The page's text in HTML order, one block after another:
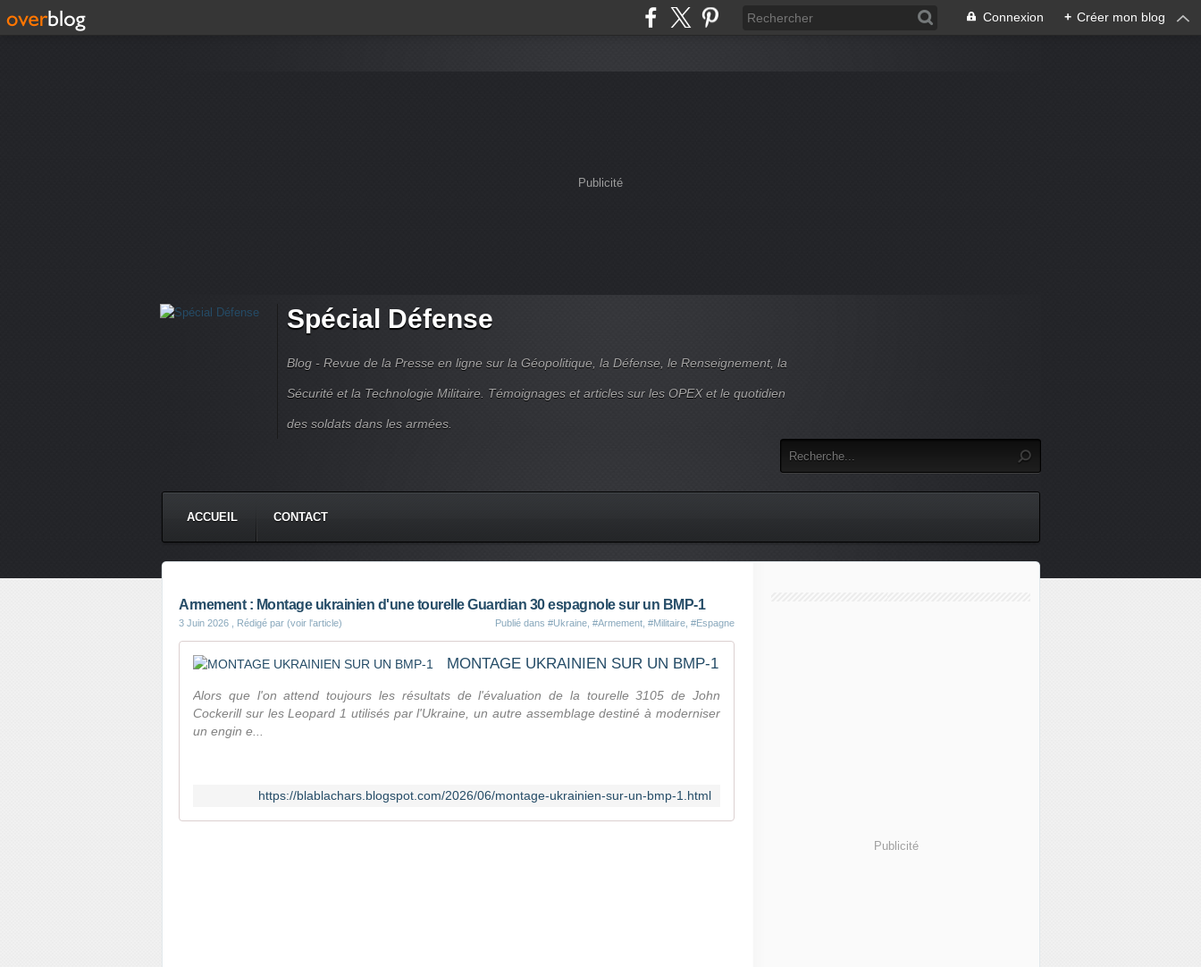
Connexion + Créer mon blog
Publicité
Spécial Défense
Blog - Revue de la Presse en ligne sur la Géopolitique, la Défense, le Renseignement, la
Sécurité et la Technologie Militaire. Témoignages et articles sur les OPEX et le quotidien
des soldats dans les armées.
ACCUEIL CONTACT
Armement : Montage ukrainien d'une tourelle Guardian 30 espagnole sur un BMP-1
3 Juin 2026 , Rédigé par (voir l'article) Publié dans #Ukraine #Armement #Militaire #Espagne
MONTAGE UKRAINIEN SUR UN BMP-1
Alors que l'on attend toujours les résultats de l'évaluation de la tourelle 3105 de John
Cockerill sur les Leopard 1 utilisés par l'Ukraine, un autre assemblage destiné à moderniser
un engin e...
https://blablachars.blogspot.com/2026/06/montage-ukrainien-sur-un-bmp-1.html
Publicité